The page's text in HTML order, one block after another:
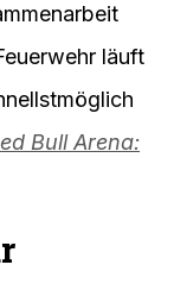
läuft
Bull Arena: